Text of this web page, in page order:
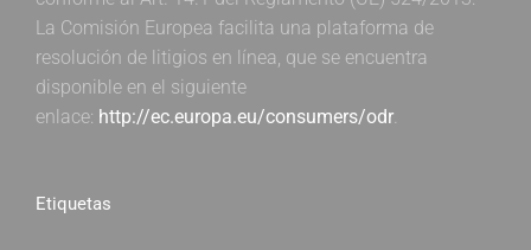
La Comisión Europea facilita una plataforma de
resolución de litigios en línea, que se encuentra
disponible en el siguiente
enlace: http://ec.europa.eu/consumers/odr.
Etiquetas